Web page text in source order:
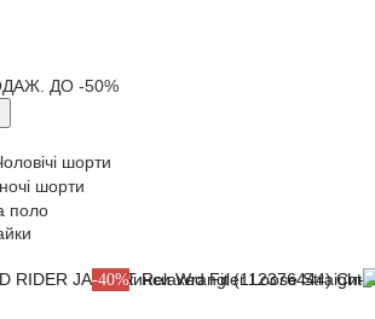
ДО -50%
шорти
шорти
поло
-40%